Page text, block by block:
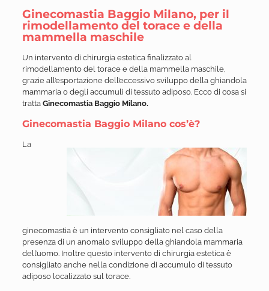
Ginecomastia Baggio Milano, per il
rimodellamento del torace e della
mammella maschile
Un intervento di chirurgia estetica finalizzato al
rimodellamento del torace e della mammella maschile,
grazie all’esportazione dell’eccessivo sviluppo della ghiandola
mammaria o degli accumuli di tessuto adiposo. Ecco di cosa si
tratta Ginecomastia Baggio Milano.
Ginecomastia Baggio Milano cos’è?
La
ginecomastia è un intervento consigliato nel caso della
presenza di un anomalo sviluppo della ghiandola mammaria
dell’uomo. Inoltre questo intervento di chirurgia estetica è
consigliato anche nella condizione di accumulo di tessuto
adiposo localizzato sul torace.